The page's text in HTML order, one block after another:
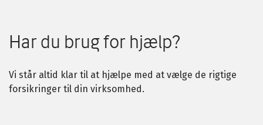
Har du brug for hjælp?
Vi står altid klar til at hjælpe med at vælge de rigtige
forsikringer til din virksomhed.